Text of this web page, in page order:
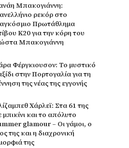
Μπακογιάννη:
ρεκόρ στο
Πρωτάθλημα
Κ20 για την κόρη του
Μπακογιάννη
Φέργκιουσον: Το μυστικό
στην Πορτογαλία για τη
της νέας της εγγονής
Χάρλεϊ: Στα 61 της
μπικίνι και το απόλυτο
glamour – Οι γάμοι, ο
της και η διαχρονική
της